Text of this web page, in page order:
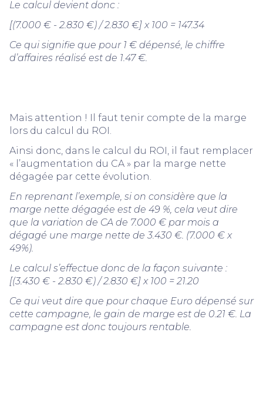
Le calcul devient donc :
[(7.000 € - 2.830 €) / 2.830 €] x 100 = 147.34
Ce qui signifie que pour 1 € dépensé, le chiffre
d’affaires réalisé est de 1.47 €.
Mais attention ! Il faut tenir compte de la marge
lors du calcul du ROI.
Ainsi donc, dans le calcul du ROI, il faut remplacer
« l’augmentation du CA » par la marge nette
dégagée par cette évolution.
En reprenant l’exemple, si on considère que la
marge nette dégagée est de 49 %, cela veut dire
que la variation de CA de 7.000 € par mois a
dégagé une marge nette de 3.430 €. (7.000 € x
49%).
Le calcul s’effectue donc de la façon suivante :
[(3.430 € - 2.830 €) / 2.830 €] x 100 = 21.20
Ce qui veut dire que pour chaque Euro dépensé sur
cette campagne, le gain de marge est de 0.21 €. La
campagne est donc toujours rentable.